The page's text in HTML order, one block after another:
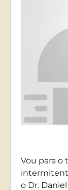
Vou para o
o Dr.